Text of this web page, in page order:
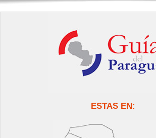
ESTAS EN: